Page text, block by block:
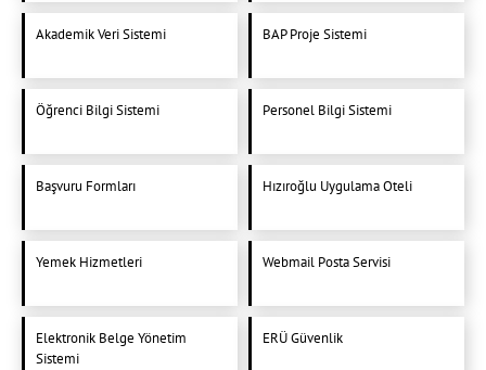
Akademik Veri Sistemi BAP Proje Sistemi
Öğrenci Bilgi Sistemi Personel Bilgi Sistemi
Başvuru Formları Hızıroğlu Uygulama Oteli
Yemek Hizmetleri Webmail Posta Servisi
Elektronik Belge Yönetim
Sistemi
ERÜ Güvenlik